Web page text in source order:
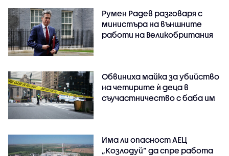
Румен Радев разговаря с
министъра на външните
работи на Великобритания
Обвиниха майка за убийство
на четирите ѝ деца в
съучастничество с баба им
Има ли опасност АЕЦ
„Козлодуй” да спре работа